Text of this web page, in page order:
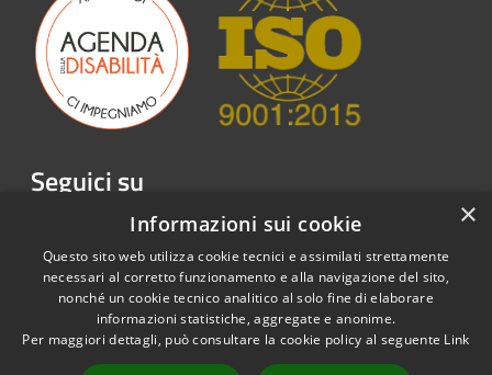
Seguici su
FacebookTwitterYoutubeInstagramLinkedInTelegram
Accessibilità
Copyright © 2026 • Emergenza
Sordi APS • Powered by
×
Informazioni sui cookie
Questo sito web utilizza cookie tecnici e assimilati strettamente
necessari al corretto funzionamento e alla navigazione del sito,
nonché un cookie tecnico analitico al solo fine di elaborare
informazioni statistiche, aggregate e anonime.
Per maggiori dettagli, può consultare la cookie policy al seguente Link